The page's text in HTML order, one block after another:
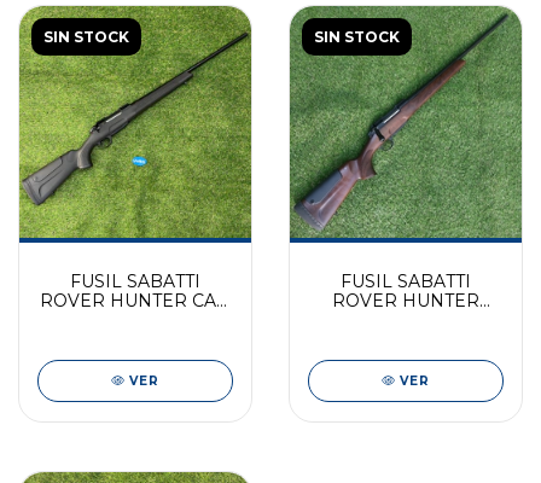
SIN STOCK
FUSIL SABATTI
ROVER HUNTER CAL.
VER
SIN STOCK
FUSIL SABATTI
ROVER HUNTER
VER